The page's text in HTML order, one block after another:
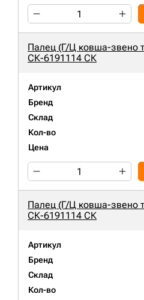
Палец (Г/Ц ковша-звено
СК-6191114 СК
Артикул
Бренд
Склад
Кол-во
Цена
Палец (Г/Ц ковша-звено
СК-6191114 СК
Артикул
Бренд
Склад
Кол-во